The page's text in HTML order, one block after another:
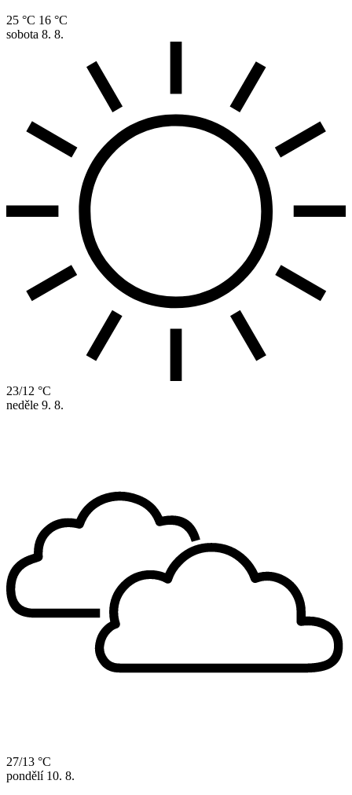
25 °C 16 °C
sobota 8. 8.
23/12 °C
neděle 9. 8.
27/13 °C
pondělí 10. 8.